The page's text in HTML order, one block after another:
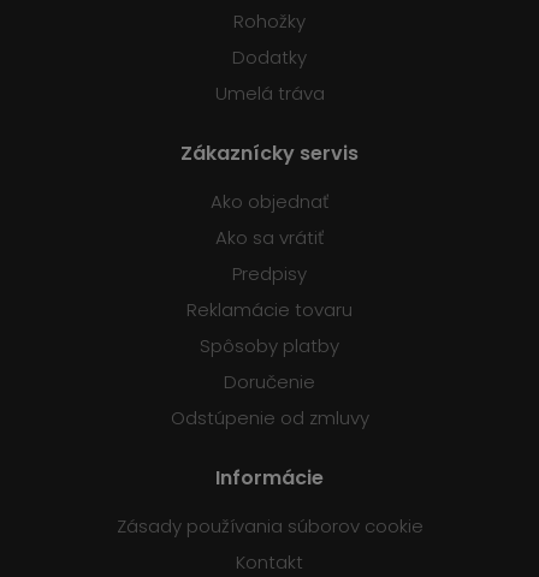
Rohožky
Dodatky
Umelá tráva
Zákaznícky servis
Ako objednať
Ako sa vrátiť
Predpisy
Reklamácie tovaru
Spôsoby platby
Doručenie
Odstúpenie od zmluvy
Informácie
Zásady používania súborov cookie
Kontakt